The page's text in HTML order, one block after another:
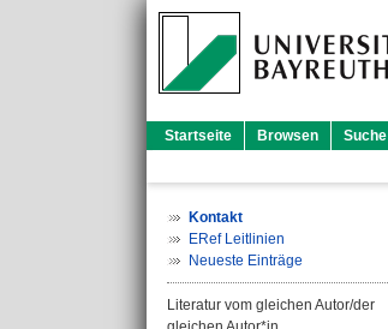
Startseite Browsen Suche
Kontakt
ERef Leitlinien
Neueste Einträge
Literatur vom gleichen Autor/der